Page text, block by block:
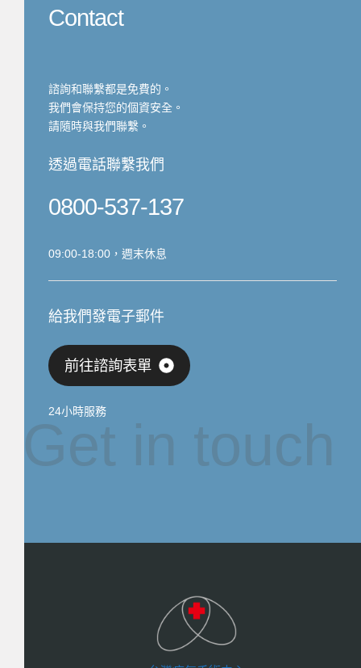
Contact
諮詢和聯繫都是免費的。
我們會保持您的個資安全。
請隨時與我們聯繫。
透過電話聯繫我們
0800-537-137
09:00-18:00，週末休息
給我們發電子郵件
前往諮詢表單
24小時服務
Get in touch